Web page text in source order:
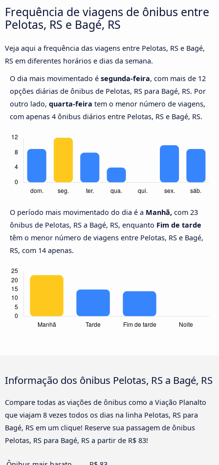
Frequência de viagens de ônibus entre
Pelotas, RS e Bagé, RS
Veja aqui a frequência das viagens entre Pelotas, RS e Bagé,
RS em diferentes horários e dias da semana.
O dia mais movimentado é segunda-feira, com mais de 12
opções diárias de ônibus de Pelotas, RS para Bagé, RS. Por
outro lado, quarta-feira tem o menor número de viagens,
com apenas 4 ônibus diários entre Pelotas, RS e Bagé, RS.
O período mais movimentado do dia é a Manhã, com 23
ônibus de Pelotas, RS a Bagé, RS, enquanto Fim de tarde
têm o menor número de viagens entre Pelotas, RS e Bagé,
RS, com 14 apenas.
Informação dos ônibus Pelotas, RS a Bagé, RS
Compare todas as viações de ônibus como a Viação Planalto
que viajam 8 vezes todos os dias na linha Pelotas, RS para
Bagé, RS em um clique! Reserve sua passagem de ônibus
Pelotas, RS para Bagé, RS a partir de R$ 83!